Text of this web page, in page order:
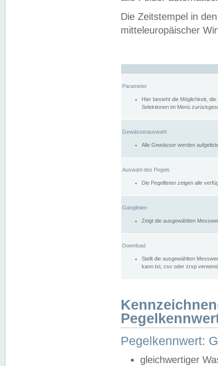
Die Zeitstempel in
mitteleuropäischer
Parameter
Hier besteht die Möglichkeit,
Selektionen im Menü
Gewässerauswahl
Alle Gewässer werden
Auswahl des Pegels
Die Pegellisten zeigen alle
Ganglinien
Zeigt die ausgewählten
Download
Stellt die ausgewählten
kann txt, csv oder zrxp
Pegelkennwert:
gleichwertiger